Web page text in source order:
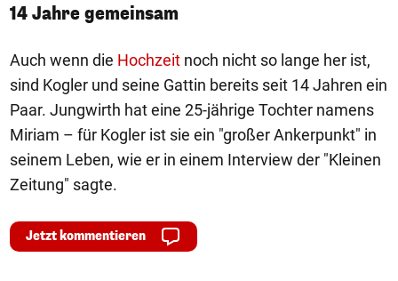
14 Jahre gemeinsam
Auch wenn die Hochzeit noch nicht so lange her ist,
sind Kogler und seine Gattin bereits seit 14 Jahren ein
Paar. Jungwirth hat eine 25-jährige Tochter namens
Miriam – für Kogler ist sie ein "großer Ankerpunkt" in
seinem Leben, wie er in einem Interview der "Kleinen
Zeitung" sagte.
Jetzt kommentieren